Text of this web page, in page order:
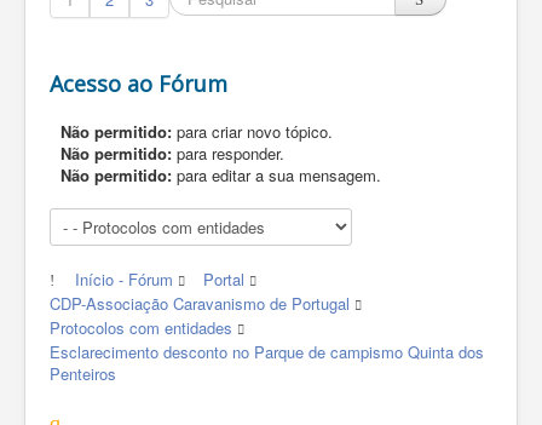
Acesso ao Fórum
Não permitido: para criar novo tópico.
Não permitido: para responder.
Não permitido: para editar a sua mensagem.
Início - Fórum
Portal
CDP-Associação Caravanismo de Portugal
Protocolos com entidades
Esclarecimento desconto no Parque de campismo Quinta dos
Penteiros